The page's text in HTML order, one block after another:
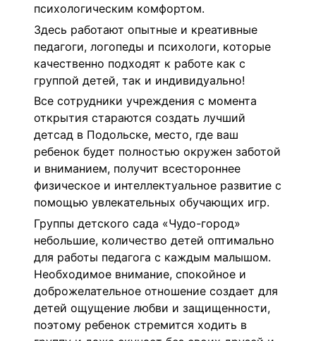
психологическим комфортом.
Здесь работают опытные и креативные
педагоги, логопеды и психологи, которые
качественно подходят к работе как с
группой детей, так и индивидуально!
Все сотрудники учреждения с момента
открытия стараются создать лучший
детсад в Подольске, место, где ваш
ребенок будет полностью окружен заботой
и вниманием, получит всестороннее
физическое и интеллектуальное развитие с
помощью увлекательных обучающих игр.
Группы детского сада «Чудо-город»
небольшие, количество детей оптимально
для работы педагога с каждым малышом.
Необходимое внимание, спокойное и
доброжелательное отношение создает для
детей ощущение любви и защищенности,
поэтому ребенок стремится ходить в